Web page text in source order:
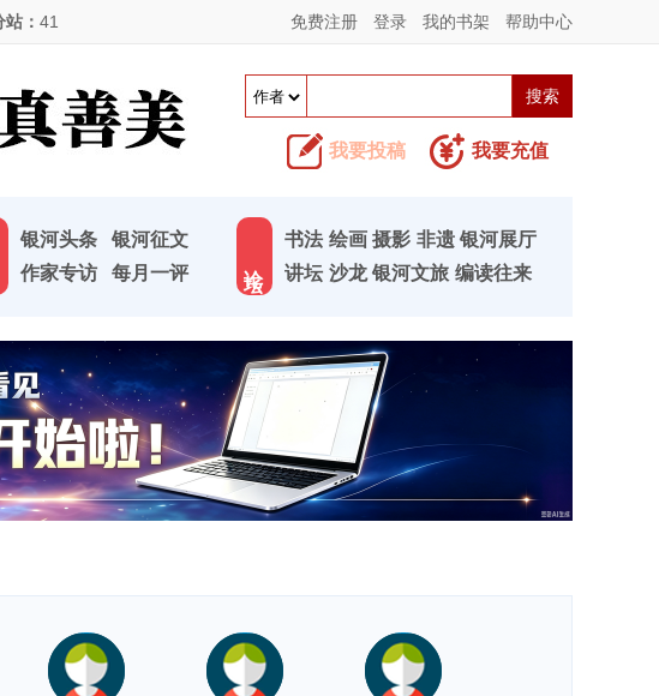
站： 41 免费注册 登录 我的书架 帮助中心
我要投稿 我要充值
银河头条
银河征文
作家专访
每月一评
书法 绘画 摄影 非遗 银河展厅
讲坛 沙龙 银河文旅 编读往来